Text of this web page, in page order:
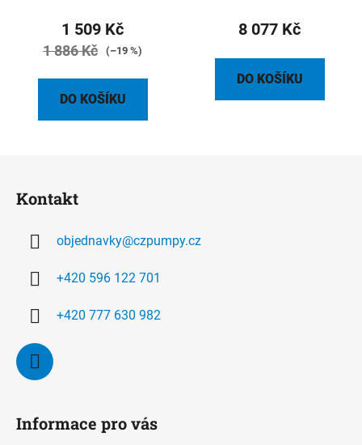
1 509 Kč
1 886 Kč (–19 %)
DO KOŠÍKU
8 077 Kč
DO KOŠÍKU
Kontakt
objednavky@czpumpy.cz
+420 596 122 701
+420 777 630 982
Informace pro vás